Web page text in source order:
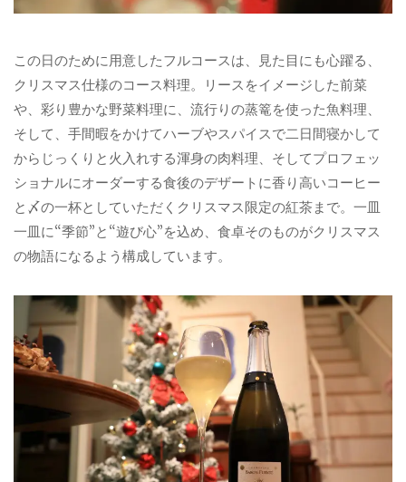
この日のために用意したフルコースは、見た目にも心躍る、
クリスマス仕様のコース料理。リースをイメージした前菜
や、彩り豊かな野菜料理に、流行りの蒸篭を使った魚料理、
そして、手間暇をかけてハーブやスパイスで二日間寝かして
からじっくりと火入れする渾身の肉料理、そしてプロフェッ
ショナルにオーダーする食後のデザートに香り高いコーヒー
と〆の一杯としていただくクリスマス限定の紅茶まで。一皿
一皿に“季節”と“遊び心”を込め、食卓そのものがクリスマス
の物語になるよう構成しています。